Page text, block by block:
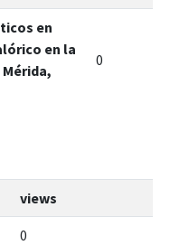
en
en la
0
views
0